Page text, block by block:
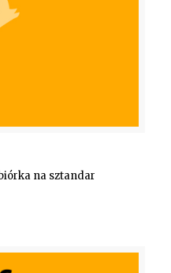
na sztandar